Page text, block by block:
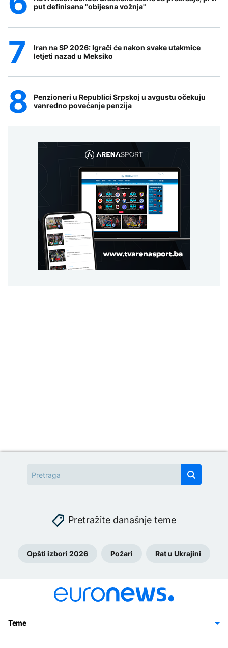
put definisana "obijesna vožnja"
Iran na SP 2026: Igrači će nakon svake utakmice
letjeti nazad u Meksiko
Penzioneri u Republici Srpskoj u avgustu očekuju
vanredno povećanje penzija
Pretražite današnje teme
Opšti izbori 2026 Požari Rat u Ukrajini
Teme